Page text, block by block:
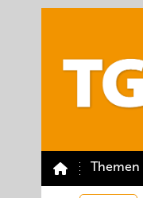
Themen